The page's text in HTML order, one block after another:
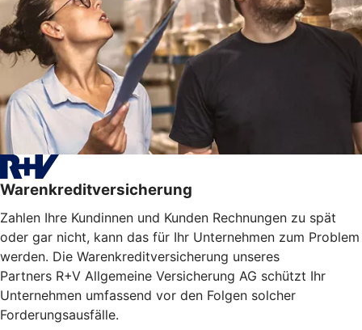
Warenkreditversicherung
Zahlen Ihre Kundinnen und Kunden Rechnungen zu spät
oder gar nicht, kann das für Ihr Unternehmen zum Problem
werden. Die Warenkreditversicherung unseres
Partners R+V Allgemeine Versicherung AG schützt Ihr
Unternehmen umfassend vor den Folgen solcher
Forderungsausfälle.